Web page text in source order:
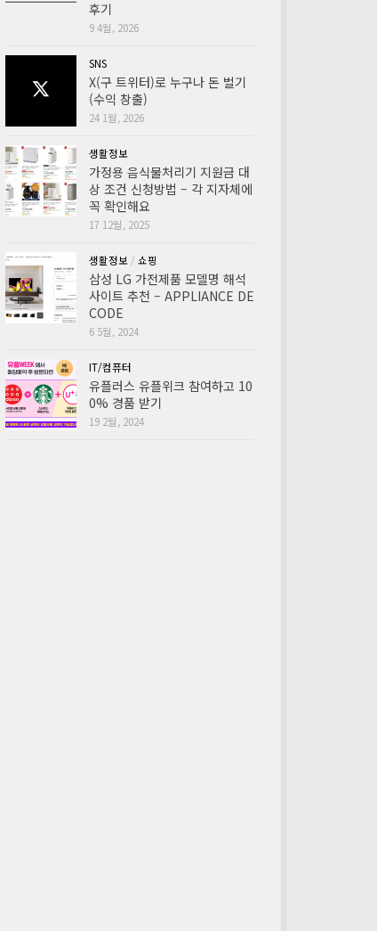
후기
9 4월, 2026
SNS
X(구 트위터)로 누구나 돈 벌기
(수익 창출)
24 1월, 2026
생활정보
가정용 음식물처리기 지원금 대
상 조건 신청방법 – 각 지자체에
꼭 확인해요
17 12월, 2025
생활정보 / 쇼핑
삼성 LG 가전제품 모델명 해석
사이트 추천 – APPLIANCE DE
CODE
6 5월, 2024
IT/컴퓨터
유플러스 유플위크 참여하고 10
0% 경품 받기
19 2월, 2024